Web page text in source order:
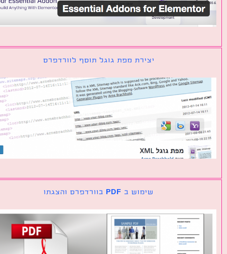
יצירת מפת גוגל תוסף לוורדפרס
שימוש ב PDF בוורדפרס והצגתו